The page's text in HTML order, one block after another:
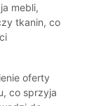
mebli,
tkanin, co
oferty
co sprzyja